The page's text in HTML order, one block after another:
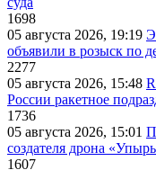
1698
05 августа 2026, 19:19
объявили в розыск по
2277
05 августа 2026, 15:48
России ракетное
1736
05 августа 2026, 15:01
создателя дрона
1607